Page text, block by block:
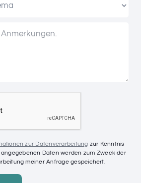
zur Datenverarbeitung zur Kenntnis
Daten werden zum Zweck der
meiner Anfrage gespeichert.